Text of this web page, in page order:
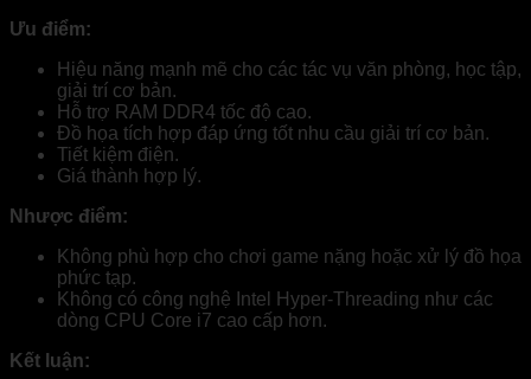
Ưu điểm:
Hiệu năng mạnh mẽ cho các tác vụ văn phòng, học tập,
giải trí cơ bản.
Hỗ trợ RAM DDR4 tốc độ cao.
Đồ họa tích hợp đáp ứng tốt nhu cầu giải trí cơ bản.
Tiết kiệm điện.
Giá thành hợp lý.
Nhược điểm:
Không phù hợp cho chơi game nặng hoặc xử lý đồ họa
phức tạp.
Không có công nghệ Intel Hyper-Threading như các
dòng CPU Core i7 cao cấp hơn.
Kết luận: